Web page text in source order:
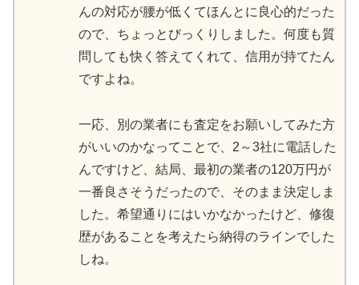
んの対応が腰が低くてほんとに良心的だった
ので、ちょっとびっくりしました。何度も質
問しても快く答えてくれて、信用が持てたん
ですよね。
一応、別の業者にも査定をお願いしてみた方
がいいのかなってことで、2～3社に電話した
んですけど、結局、最初の業者の120万円が
一番良さそうだったので、そのまま決定しま
した。希望通りにはいかなかったけど、修復
歴があることを考えたら納得のラインでした
しね。